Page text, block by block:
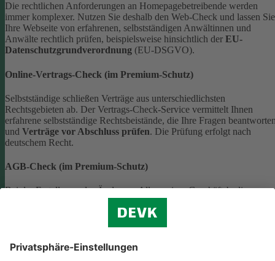
Die rechtlichen Anforderungen an Homepagebetreibende werden
immer komplexer. Nutzen Sie deshalb den Web-Check und lassen Sie
Ihre Webseite von erfahrenen, selbstständigen Anwältinnen und
Anwälte rechtlich prüfen, beispielsweise hinsichtlich der EU-
Datenschutzgrundverordnung (EU-DSGVO).
Online-Vertrags-Check (im Premium-Schutz)
Selbstständige schließen Verträge aus unterschiedlichsten
Rechtsgebieten ab. Der Vertrags-Check-Service vermittelt Ihnen
erfahrene selbstständige Rechtsbeistände, die Ihre Fragen
und Verträge vor Abschluss prüfen. Die Prüfung erfolgt nach
deutschem Recht.
AGB-Check (im Premium-Schutz)
Bei der Erstellung oder Änderung Allgemeiner
(AGB) ist eine Vielzahl rechtlicher Vorschriften zu beachten. Wir
helfen Ihnen dabei und vermitteln Ihnen versierte selbstständige
Online-Portal der DAHAG Rechtsservices AG angeboten.